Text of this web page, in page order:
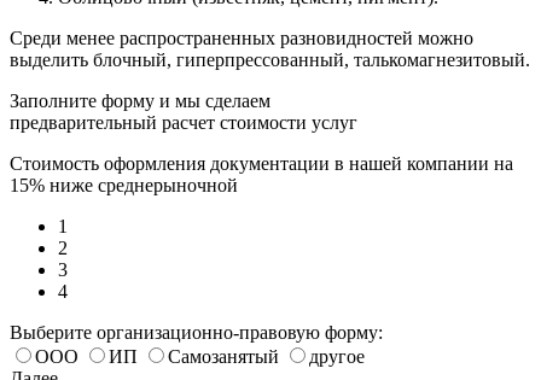
Среди менее распространенных разновидностей можно
выделить блочный, гиперпрессованный, талькомагнезитовый.
Заполните форму и мы сделаем
предварительный расчет стоимости услуг
Стоимость оформления документации в нашей компании на
15% ниже среднерыночной
1
2
3
4
Выберите организационно-правовую форму:
ООО
ИП Самозанятый
другое